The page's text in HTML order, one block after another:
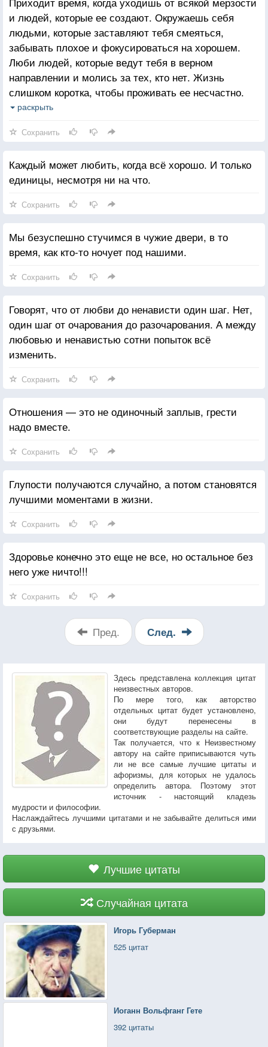
и людей, которые ее создают. Окружаешь себя
людьми, которые заставляют тебя смеяться,
забывать плохое и фокусироваться на хорошем.
Люби людей, которые ведут тебя в верном
направлении и молись за тех, кто нет. Жизнь
слишком коротка, чтобы проживать ее несчастно.
Падение - это часть жизни, но восстание - сама
раскрыть
Сохранить
Каждый может любить, когда всё хорошо. И только
единицы, несмотря ни на что.
Сохранить
Мы безуспешно стучимся в чужие двери, в то
время, как кто-то ночует под нашими.
Сохранить
Говорят, что от любви до ненависти один шаг. Нет,
один шаг от очарования до разочарования. А между
любовью и ненавистью сотни попыток всё
изменить.
Сохранить
Отношения — это не одиночный заплыв, грести
надо вместе.
Сохранить
Глупости получаются случайно, а потом становятся
лучшими моментами в жизни.
Сохранить
Здоровье конечно это еще не все, но остальное без
него уже ничто!!!
Сохранить
Пред. След.
Здесь представлена коллекция цитат
неизвестных авторов.
По мере того, как авторство
отдельных цитат будет установлено,
они будут перенесены в
соответствующие разделы на сайте.
Так получается, что к Неизвестному
автору на сайте приписываются чуть
ли не все самые лучшие цитаты и
афоризмы, для которых не удалось
определить автора. Поэтому этот
источник - настоящий кладезь
мудрости и философии.
Наслаждайтесь лучшими цитатами и не забывайте делиться ими
с друзьями.
Лучшие цитаты
Случайная цитата
Игорь Губерман
525 цитат
Иоганн Вольфганг Гете
392 цитаты